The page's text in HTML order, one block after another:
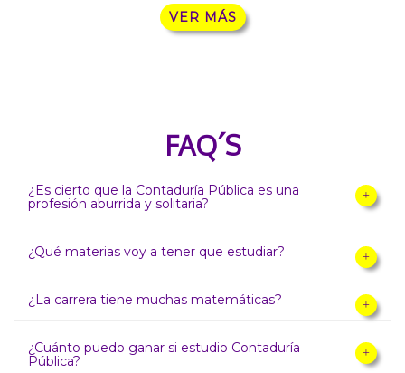
VER MÁS
FAQ´S
¿Es cierto que la Contaduría Pública es una
profesión aburrida y solitaria?
¿Qué materias voy a tener que estudiar?
¿La carrera tiene muchas matemáticas?
¿Cuánto puedo ganar si estudio Contaduría
Pública?